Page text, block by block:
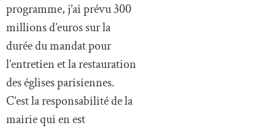
programme, j’ai prévu 300
millions d’euros sur la
durée du mandat pour
l’entretien et la restauration
des églises parisiennes.
C’est la responsabilité de la
mairie qui en est